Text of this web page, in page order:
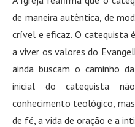
de maneira autêntica, de
crível e eficaz. O catequista
a viver os valores do
ainda buscam o caminho
inicial do catequista
conhecimento teológico,
de fé, a vida de oração e a